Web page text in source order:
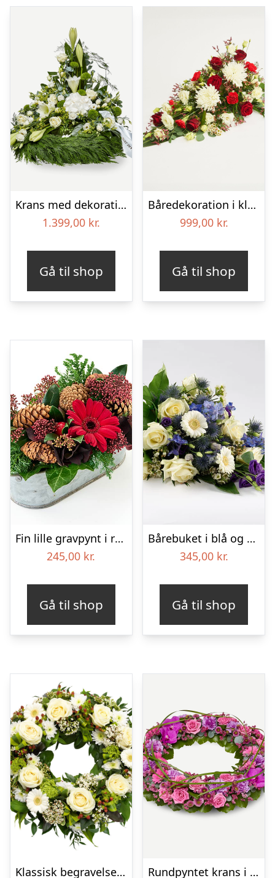
Krans med dekoration i klassisk stil og bånd creme
1.399,00 kr.
Gå til shop
Båredekoration i klassisk stil – rød og hvid
999,00 kr.
Gå til shop
Fin lille gravpynt i rød, floristens valg – Blomster til begravelse
245,00 kr.
Gå til shop
Bårebuket i blå og hvide nuancer – Blomster til begravelse
345,00 kr.
Gå til shop
Klassisk begravelses­krans Rundpyntet krans i klassisk stil – pink